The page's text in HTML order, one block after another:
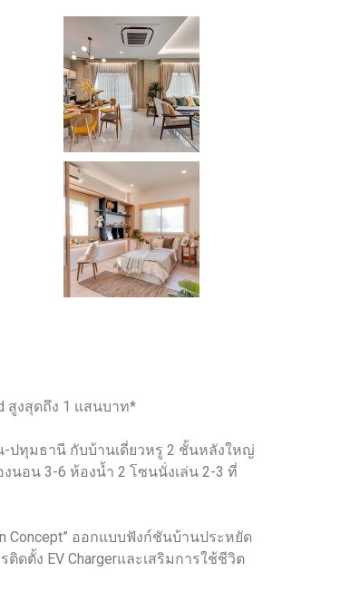
สูงสุดถึง 1 แสนบาท*
-ปทุมธานี กับบ้านเดี่ยวหรู 2 ชั้นหลังใหญ่
นอน 3-6 ห้องน้ำ 2 โซนนั่งเล่น 2-3 ที่
Concept” ออกแบบฟังก์ชันบ้านประหยัด
ตั้ง EV Chargerและเสริมการใช้ชีวิต